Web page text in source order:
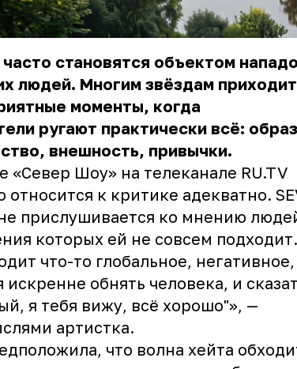
становятся объектом
людей. Многим звёздам
моменты, когда
ругают практически всё: образ
внешность, привычки.
«Север Шоу» на телеканале RU.TV
относится к критике адекватно.
прислушивается ко мнению
которых ей не совсем подходит.
что-то глобальное,
искренне обнять человека, и
я тебя вижу, всё хорошо"», —
артистка.
что волна хейта